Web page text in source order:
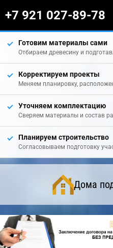
+7 921 027-89-78
Готовим материалы сами
Отбираем древесину и
Корректируем проекты
Меняем планировку,
Уточняем комплектацию
Сверяем материалы и состав
Планируем строительство
Согласовываем подготовку
Дома